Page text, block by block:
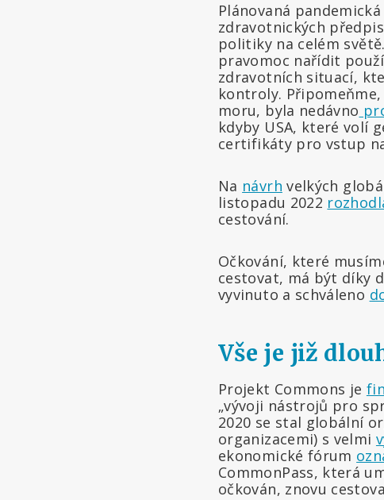
Plánovaná
zdravotnických
politiky na celém
pravomoc nařídit
zdravotních situací,
kontroly.
moru, byla nedávno
kdyby USA, které volí
certifikáty pro vstup
Na návrh velkých
listopadu 2022
cestování.
Očkování, které
cestovat, má být díky
vyvinuto a schváleno
Vše je již
Projekt Commons je
„vývoji nástrojů pro
2020 se stal globální
organizacemi) s velmi
ekonomické fórum
CommonPass, která
očkován, znovu